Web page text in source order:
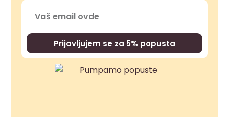
Prijavljujem se za 5% popusta